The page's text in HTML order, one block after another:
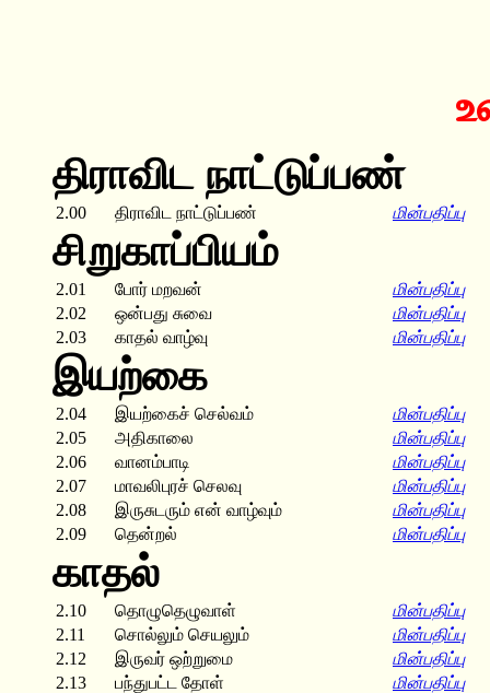
திராவிட நாட்டுப்பண்
2.00 திராவிட நாட்டுப்பண் மின்பதிப்பு
சிறுகாப்பியம்
2.01 போர் மறவன்
மின்பதிப்பு
2.02
ஒன்பது சுவை
மின்பதிப்பு
2.03
காதல் வாழ்வு மின்பதிப்பு
இயற்கை
2.04 இயற்கைச் செல்வம்
மின்பதிப்பு
2.05
அதிகாலை
மின்பதிப்பு
2.06
வானம்பாடி
மின்பதிப்பு
2.07
மாவலிபுரச் செலவு
மின்பதிப்பு
2.08
இருசுடரும் என் வாழ்வும்
மின்பதிப்பு
2.09
தென்றல் மின்பதிப்பு
காதல்
2.10 தொழுதெழுவாள்
மின்பதிப்பு
2.11
சொல்லும் செயலும்
மின்பதிப்பு
2.12
இருவர் ஒற்றுமை
மின்பதிப்பு
2.13
பந்துபட்ட தோள்
மின்பதிப்பு